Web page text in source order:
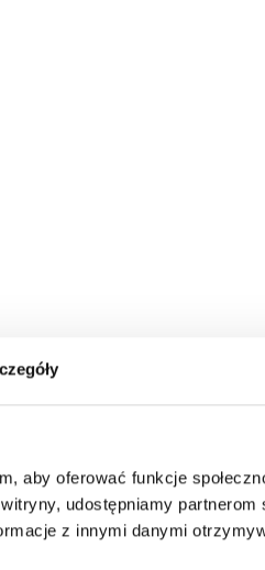
aby oferować funkcje
udostępniamy partnerom
z innymi danymi